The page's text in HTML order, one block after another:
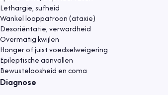
Lethargie, sufheid
Wankel looppatroon (ataxie)
Desoriëntatie, verwardheid
Overmatig kwijlen
Honger of juist voedselweigering
Epileptische aanvallen
Bewusteloosheid en coma
Diagnose